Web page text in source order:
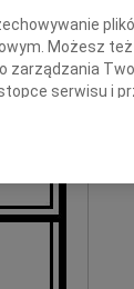
Możesz
zarządzania
serwisu i
także za
w
reklamy